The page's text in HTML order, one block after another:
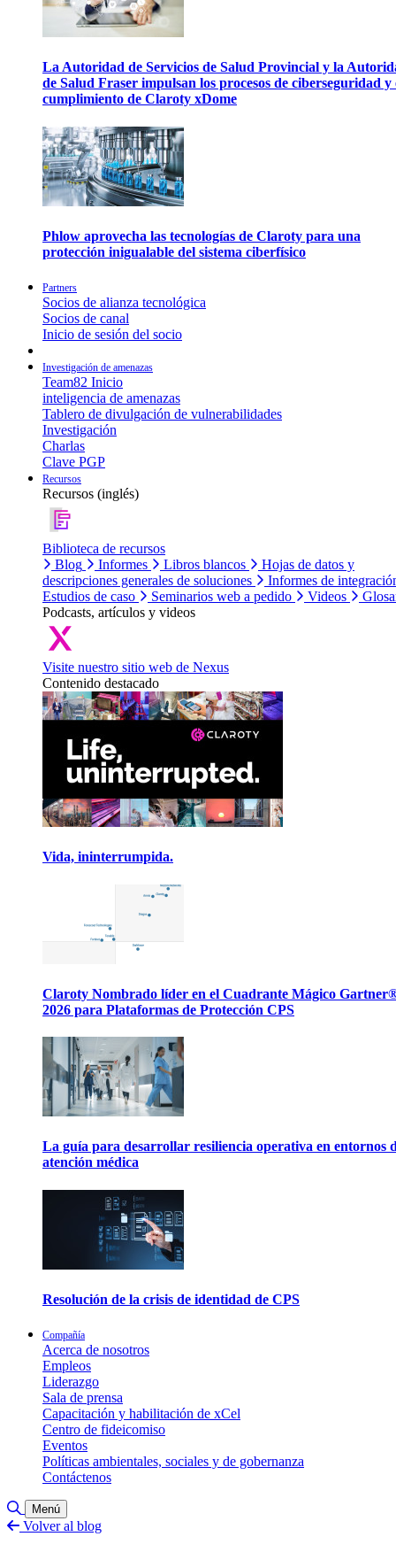
La Autoridad de Servicios de Salud Provincial y la
de Salud Fraser impulsan los procesos de ciberseguridad y
cumplimiento de Claroty xDome
Phlow aprovecha las tecnologías de Claroty para una
protección inigualable del sistema ciberfísico
Partners
Socios de alianza tecnológica
Socios de canal
Inicio de sesión del socio
Investigación de amenazas
Team82 Inicio
inteligencia de amenazas
Tablero de divulgación de vulnerabilidades
Investigación
Charlas
Clave PGP
Recursos
Recursos (inglés)
Biblioteca de recursos
Blog
Informes Libros blancos
Hojas de datos y
descripciones generales de soluciones
Informes de
Estudios de caso
Seminarios web a pedido Videos
Podcasts, artículos y videos
Visite nuestro sitio web de Nexus
Contenido destacado
Vida, ininterrumpida.
Claroty Nombrado líder en el Cuadrante Mágico
2026 para Plataformas de Protección CPS
La guía para desarrollar resiliencia operativa en entornos
atención médica
Resolución de la crisis de identidad de CPS
Compañía
Acerca de nosotros
Empleos
Liderazgo
Sala de prensa
Capacitación y habilitación de xCel
Centro de fideicomiso
Eventos
Políticas ambientales, sociales y de gobernanza
Contáctenos
Alternar búsqueda
Menú
Volver al blog